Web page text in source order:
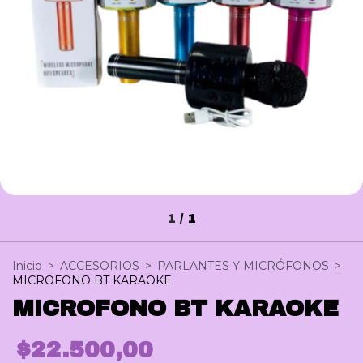
1 / 1
Inicio > ACCESORIOS > PARLANTES Y MICRÓFONOS >
MICROFONO BT KARAOKE
MICROFONO BT KARAOKE
$22.500,00